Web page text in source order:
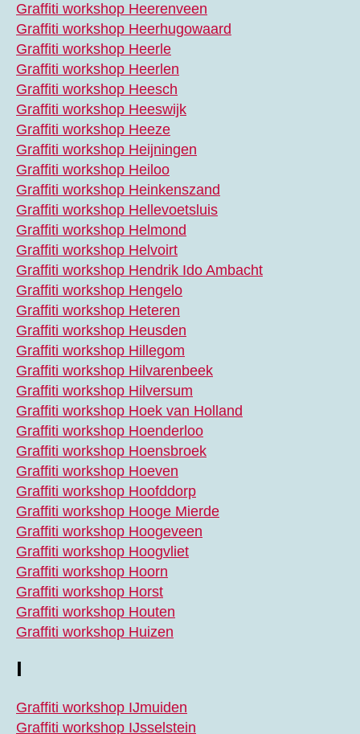
Graffiti workshop Heerenveen
Graffiti workshop Heerhugowaard
Graffiti workshop Heerle
Graffiti workshop Heerlen
Graffiti workshop Heesch
Graffiti workshop Heeswijk
Graffiti workshop Heeze
Graffiti workshop Heijningen
Graffiti workshop Heiloo
Graffiti workshop Heinkenszand
Graffiti workshop Hellevoetsluis
Graffiti workshop Helmond
Graffiti workshop Helvoirt
Graffiti workshop Hendrik Ido Ambacht
Graffiti workshop Hengelo
Graffiti workshop Heteren
Graffiti workshop Heusden
Graffiti workshop Hillegom
Graffiti workshop Hilvarenbeek
Graffiti workshop Hilversum
Graffiti workshop Hoek van Holland
Graffiti workshop Hoenderloo
Graffiti workshop Hoensbroek
Graffiti workshop Hoeven
Graffiti workshop Hoofddorp
Graffiti workshop Hooge Mierde
Graffiti workshop Hoogeveen
Graffiti workshop Hoogvliet
Graffiti workshop Hoorn
Graffiti workshop Horst
Graffiti workshop Houten
Graffiti workshop Huizen
I
Graffiti workshop IJmuiden
Graffiti workshop IJsselstein